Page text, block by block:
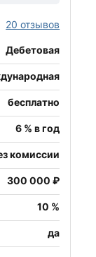
20 отзывов
Дебетовая
бесплатно
6 % в год
комиссии
300 000 ₽
10 %
да